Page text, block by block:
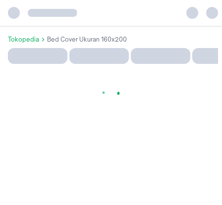
Tokopedia Bed Cover Ukuran 160x200